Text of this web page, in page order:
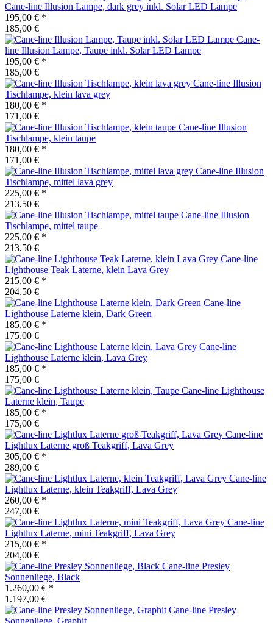
Cane-line Illusion Lampe, dark grey inkl. Solar LED Lampe
195,00 € *
185,00 €
Cane-
line Illusion Lampe, Taupe inkl. Solar LED Lampe
195,00 € *
185,00 €
Cane-line Illusion
Tischlampe, klein lava grey
180,00 € *
171,00 €
Cane-line Illusion
Tischlampe, klein taupe
180,00 € *
171,00 €
Cane-line Illusion
Tischlampe, mittel lava grey
225,00 € *
213,50 €
Cane-line Illusion
Tischlampe, mittel taupe
225,00 € *
213,50 €
Cane-line
Lighthouse Teak Laterne, klein Lava Grey
215,00 € *
204,50 €
Cane-line
Lighthouse Laterne klein, Dark Green
185,00 € *
175,00 €
Cane-line
Lighthouse Laterne klein, Lava Grey
185,00 € *
175,00 €
Cane-line Lighthouse
Laterne klein, Taupe
185,00 € *
175,00 €
Cane-line
Lightlux Laterne groß Teakgriff, Lava Grey
305,00 € *
289,00 €
Cane-line
Lightlux Laterne, klein Teakgriff, Lava Grey
260,00 € *
247,00 €
Cane-line
Lightlux Laterne, mini Teakgriff, Lava Grey
215,00 € *
204,00 €
Cane-line Presley
Sonnenliege, Black
1.260,00 € *
1.197,00 €
Cane-line Presley
Sonnenliege, Graphit